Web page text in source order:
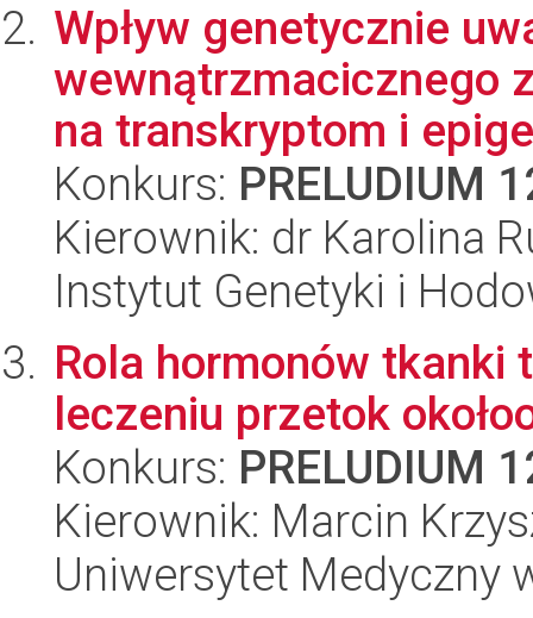
Wpływ genetycznie
wewnątrzmacicznego
na transkryptom i
Konkurs: PRELUDIUM
Kierownik: dr Karolina
Instytut Genetyki i
Rola hormonów tkanki
leczeniu przetok
Konkurs: PRELUDIUM
Kierownik: Marcin
Uniwersytet Medyczny